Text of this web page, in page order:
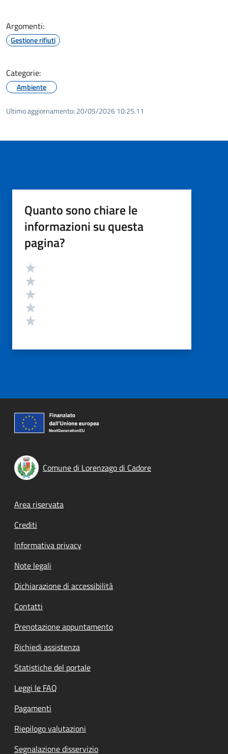
Argomenti:
Gestione rifiuti
Categorie:
Ambiente
Ultimo aggiornamento: 20/05/2026 10:25.11
Quanto sono chiare le
informazioni su questa
pagina?
Valutazione
Comune di Lorenzago di Cadore
Footer menu
Area riservata
Crediti
Informativa privacy
Note legali
Dichiarazione di accessibilità
Contatti
Prenotazione appuntamento
Richiedi assistenza
Statistiche del portale
Leggi le FAQ
Pagamenti
Riepilogo valutazioni
Segnalazione disservizio